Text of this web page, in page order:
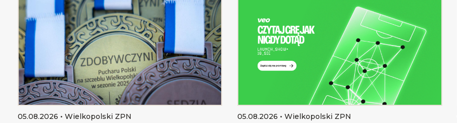
05.08.2026 • Wielkopolski ZPN 05.08.2026 • Wielkopolski ZPN